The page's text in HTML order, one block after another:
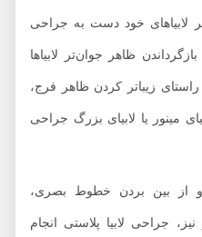
خود دست به جراحی
ظاهر جوان‌تر لابیاها
زیباتر کردن ظاهر فرج،
یا لابیای بزرگ جراحی
بین بردن خطوط بصری،
لابیا پلاستی انجام